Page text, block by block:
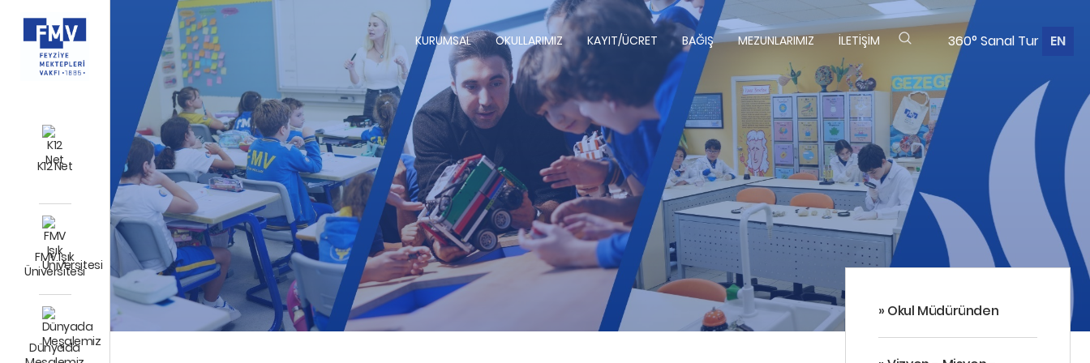
K12 Net
FMV Işık
Üniversitesi
Dünyada
KURUMSAL OKULLARIMIZ KAYIT/ÜCRET BAĞIŞ MEZUNLARIMIZ İLETIŞIM 360° Sanal Tur EN
» Okul Müdüründen